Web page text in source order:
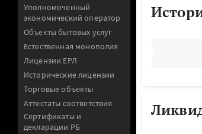
Уполномоченный
экономический оператор
Объекты бытовых услуг
Естественная монополия
Лицензии ЕРЛ
Исторические лицензии
Торговые объекты
Аттестаты соответствия
Сертификаты и
декларации РБ